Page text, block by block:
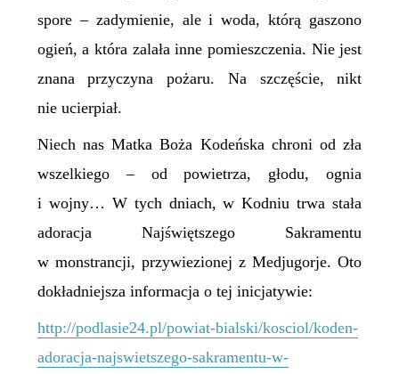
spore – zadymienie, ale i woda, którą gaszono
ogień, a która zalała inne pomieszczenia. Nie jest
znana przyczyna pożaru. Na szczęście, nikt
nie ucierpiał.
Niech nas Matka Boża Kodeńska chroni od zła
wszelkiego – od powietrza, głodu, ognia
i wojny… W tych dniach, w Kodniu trwa stała
adoracja Najświętszego Sakramentu
w monstrancji, przywiezionej z Medjugorje. Oto
dokładniejsza informacja o tej inicjatywie:
http://podlasie24.pl/powiat-bialski/kosciol/koden-
adoracja-najswietszego-sakramentu-w-